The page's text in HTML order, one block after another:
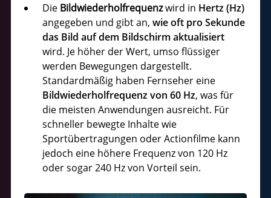
Die Bildwiederholfrequenzwird in Hertz (Hz)
angegeben und gibt an, wie oft pro Sekunde
das Bild auf dem Bildschirm aktualisiert
wird. Je höher der Wert, umso flüssiger
werden Bewegungen dargestellt.
Standardmäßig haben Fernseher eine
Bildwiederholfrequenz von 60 Hz, was für
die meisten Anwendungen ausreicht. Für
schneller bewegte Inhalte wie
Sportübertragungen oder Actionfilme kann
jedoch eine höhere Frequenz von 120 Hz
oder sogar 240 Hz von Vorteil sein.